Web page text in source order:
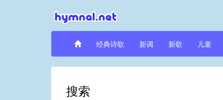
经典诗歌 新调 新歌 儿童
搜索